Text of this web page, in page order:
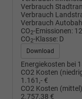
Verbrauch
Verbrauch
Verbrauch
CO2-Emissionen:
CO2-Klasse: D
Download
Energiekosten bei
CO2 Kosten
1.161,- €
CO2 Kosten (mittel)
2.757,38 €